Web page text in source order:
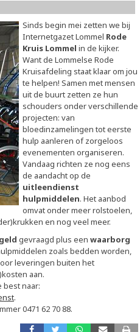
Sinds begin mei zetten we bij
Internetgazet Lommel Rode
Kruis Lommel in de kijker.
Want de Lommelse Rode
Kruisafdeling staat klaar om jou
te helpen! Samen met mensen
uit de buurt zetten ze hun
schouders onder verschillende
projecten: van
bloedinzamelingen tot eerste
hulp aanleren of zorgeloos
evenementen organiseren.
Vandaag richten ze nog eens
de aandacht op de
uitleendienst
hulpmiddelen. Het aanbod
omvat onder meer rolstoelen,
en nog veel meer.
gevraagd plus een waarborg
zoals bedden worden,
leveringen buiten het
aan.
best naar:
.
0471 62 70 88.